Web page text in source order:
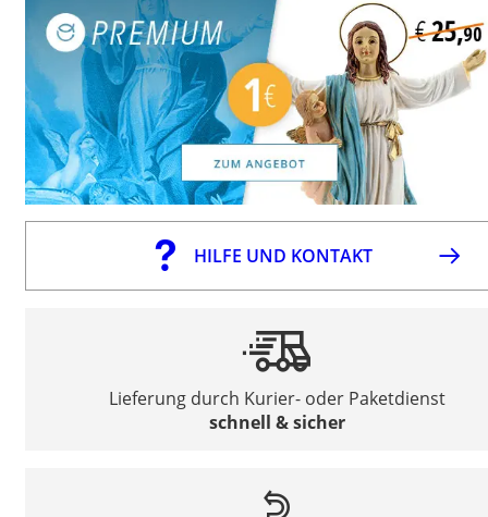
HILFE UND KONTAKT
Lieferung durch Kurier- oder Paketdienst
schnell & sicher